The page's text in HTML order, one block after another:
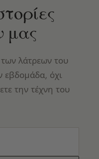
μας
των λάτρεων του
εβδομάδα, όχι
την τέχνη του